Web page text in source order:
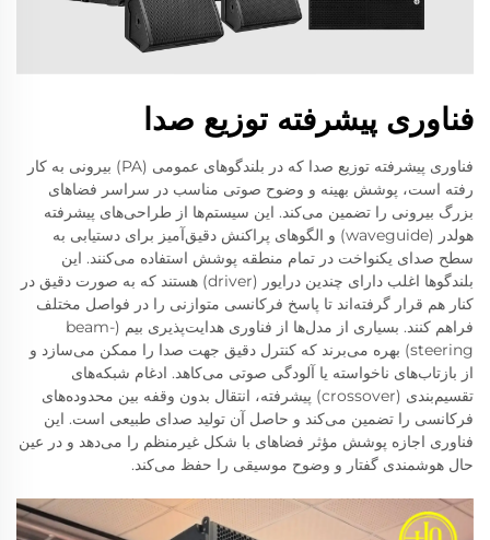
فناوری پیشرفته توزیع صدا
فناوری پیشرفته توزیع صدا که در بلندگوهای عمومی (PA) بیرونی به کار
رفته است، پوشش بهینه و وضوح صوتی مناسب در سراسر فضاهای
بزرگ بیرونی را تضمین می‌کند. این سیستم‌ها از طراحی‌های پیشرفته
هولدر (waveguide) و الگوهای پراکنش دقیق‌آمیز برای دستیابی به
سطح صدای یکنواخت در تمام منطقه پوشش استفاده می‌کنند. این
بلندگوها اغلب دارای چندین درایور (driver) هستند که به صورت دقیق در
کنار هم قرار گرفته‌اند تا پاسخ فرکانسی متوازنی را در فواصل مختلف
فراهم کنند. بسیاری از مدل‌ها از فناوری هدایت‌پذیری بیم (beam-
steering) بهره می‌برند که کنترل دقیق جهت صدا را ممکن می‌سازد و
از بازتاب‌های ناخواسته یا آلودگی صوتی می‌کاهد. ادغام شبکه‌های
تقسیم‌بندی (crossover) پیشرفته، انتقال بدون وقفه بین محدوده‌های
فرکانسی را تضمین می‌کند و حاصل آن تولید صدای طبیعی است. این
فناوری اجازه پوشش مؤثر فضاهای با شکل غیرمنظم را می‌دهد و در عین
حال هوشمندی گفتار و وضوح موسیقی را حفظ می‌کند.